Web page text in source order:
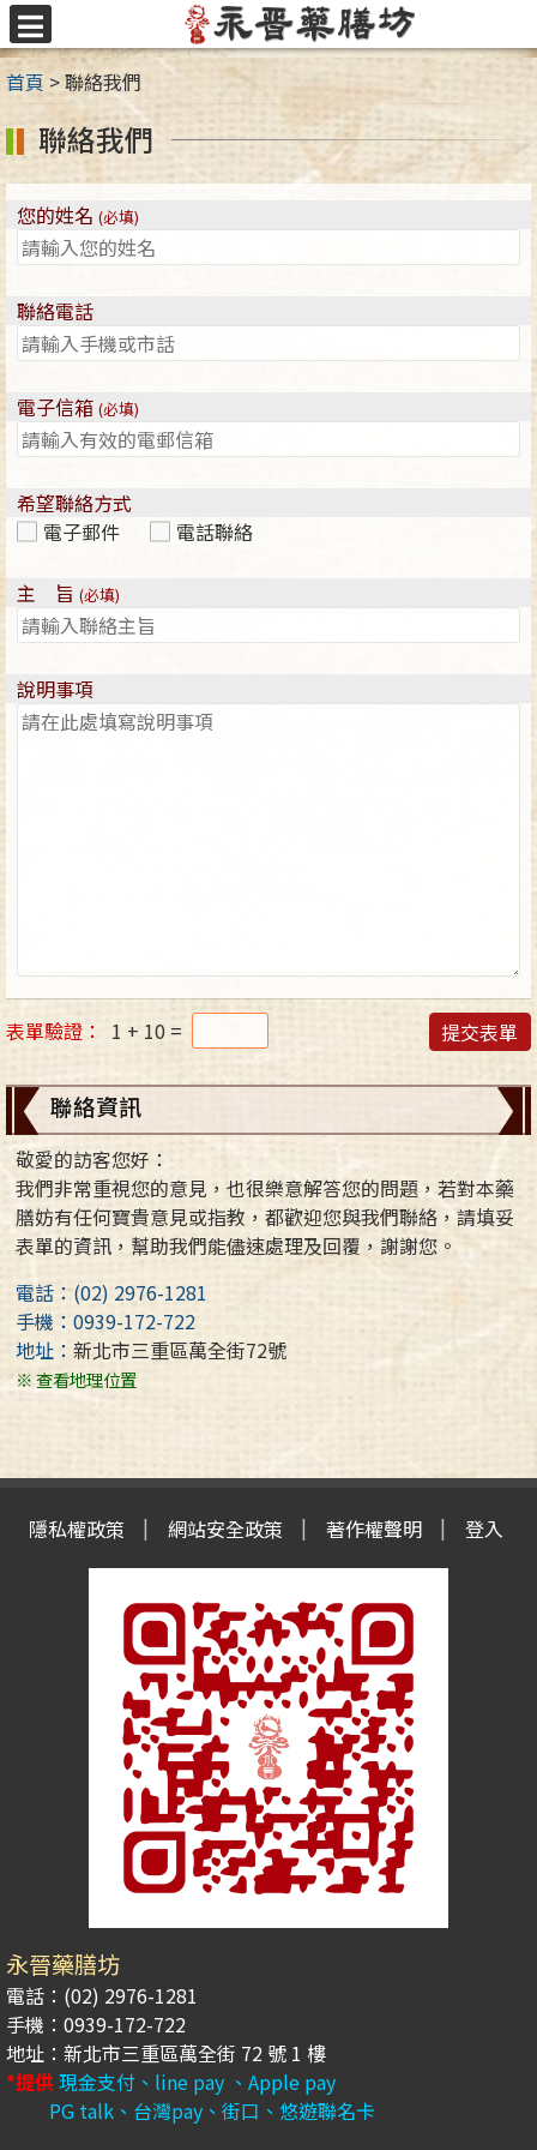
跳
至
主
要
內
容
區
首頁 >聯絡我們
聯絡我們
您的姓名 (必填)
請將這個欄位留空。
聯絡電話
電子信箱 (必填)
希望聯絡方式
電子郵件
電話聯絡
主 旨 (必填)
說明事項
表單驗證： 1 + 10 = 提交表單
聯絡資訊
敬愛的訪客您好：
我們非常重視您的意見，也很樂意解答您的問題，若對本藥
膳妨有任何寶貴意見或指教，都歡迎您與我們聯絡，請填妥
表單的資訊，幫助我們能儘速處理及回覆，謝謝您。
電話：(02) 2976-1281
手機：0939-172-722
地址： 新北市三重區萬全街72號
※ 查看地理位置
隱私權政策 網站安全政策 著作權聲明 登入
永晉藥膳坊
電話：(02) 2976-1281
手機：0939-172-722
地址：新北市三重區萬全街 72 號 1 樓
*提供現金支付、line pay 、Apple pay
PG talk、台灣pay、街口、悠遊聯名卡
選
單